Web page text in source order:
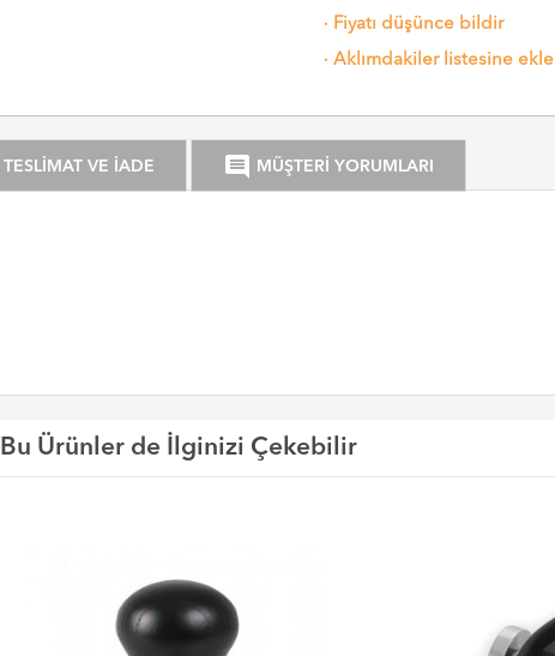
· Fiyatı düşünce bildir
·Aklımdakiler listesine ekle
TESLİMAT VE İADE comment MÜŞTERİ YORUMLARI
Bu Ürünler de İlginizi Çekebilir